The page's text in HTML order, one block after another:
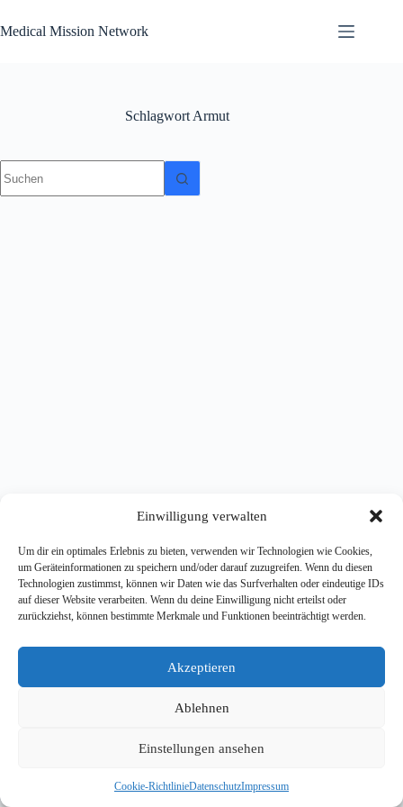
Einwilligung verwalten
Um dir ein optimales Erlebnis zu bieten, verwenden wir Technologien wie Cookies,
um Geräteinformationen zu speichern und/oder darauf zuzugreifen. Wenn du diesen
Technologien zustimmst, können wir Daten wie das Surfverhalten oder eindeutige IDs
auf dieser Website verarbeiten. Wenn du deine Einwilligung nicht erteilst oder
zurückziehst, können bestimmte Merkmale und Funktionen beeinträchtigt werden.
Akzeptieren
Ablehnen
Einstellungen ansehen
Cookie-RichtlinieDatenschutzImpressum
Inhalt
springen
Medical Mission Network
Schlagwort Armut
Ergebnisse
Copyright © 2026 - WordPress Theme von